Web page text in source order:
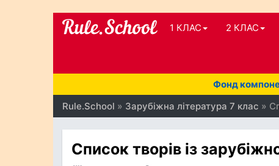
1 КЛАС 2 КЛАС
Фонд
Rule.School » Зарубiжна лiтература 7 клас »
Список творів із